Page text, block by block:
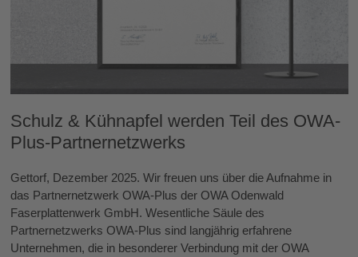
Schulz & Kühnapfel werden Teil des OWA-
Plus-Partnernetzwerks
Gettorf, Dezember 2025. Wir freuen uns über die Aufnahme in
das Partnernetzwerk OWA-Plus der OWA Odenwald
Faserplattenwerk GmbH. Wesentliche Säule des
Partnernetzwerks OWA-Plus sind langjährig erfahrene
Unternehmen, die in besonderer Verbindung mit der OWA